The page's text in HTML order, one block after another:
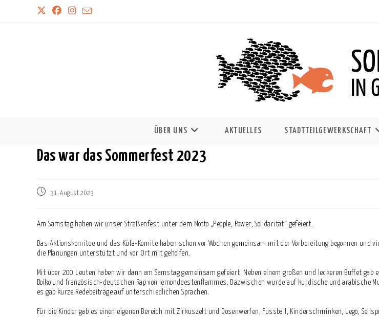
ÜBER UNS AKTUELLES STADTTEILGEWERKSCHAFT
Das war das Sommerfest 2023
Beitrag31. August 2023
Am Samstag haben wir unser Straßenfest unter dem Motto „People, Power, Solidarität“ gefeiert.
Das Aktionskomitee und das Küfa-Komite haben schon vor Wochen gemeinsam mit der Vorbereitung begonnen und
die Planungen unterstützt und vor Ort mit geholfen.
Mit über 200 Leuten haben wir dann am Samstag gemeinsam gefeiert. Neben einem großen und leckeren Buffet gab
Boiko und französisch-deutschen Rap von lemondeestenflammes. Dazwischen wurde auf kurdische und arabische
es gab kurze Redebeiträge auf unterschiedlichen Sprachen.
Für die Kinder gab es einen eigenen Bereich mit Zirkuszelt und Dosenwerfen, Fussball, Kinderschminken, Lego,